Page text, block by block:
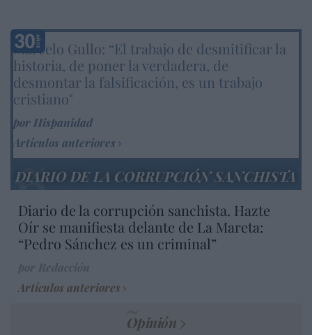
Marcelo Gullo: “El trabajo de desmitificar la
historia, de poner la verdadera, de
desmontar la falsificación, es un trabajo
cristiano"
por Hispanidad
Artículos anteriores
DIARIO DE LA CORRUPCIÓN SANCHISTA
Diario de la corrupción sanchista. Hazte
Oír se manifiesta delante de La Mareta:
“Pedro Sánchez es un criminal”
Artículos anteriores
Opinión